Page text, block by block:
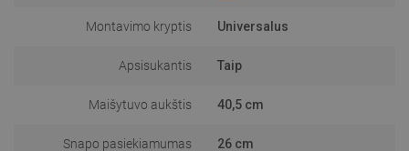
Montavimo kryptis Universalus
Apsisukantis Taip
Maišytuvo aukštis 40,5 cm
Snapo pasiekiamumas 26 cm